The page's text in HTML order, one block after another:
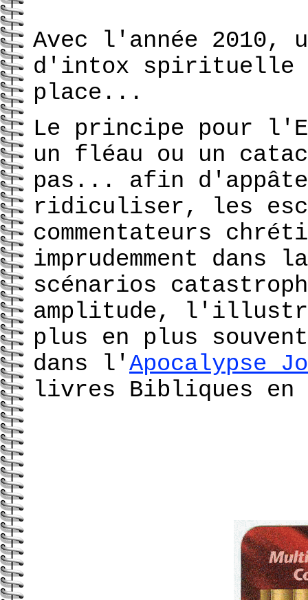
Avec l'année 2010,
d'intox spirituelle
place...
Le principe pour
un fléau ou un
pas... afin
ridiculiser, les
commentateurs
imprudemment dans
scénarios
amplitude,
plus en plus
dans l' Apocalypse
livres Bibliques